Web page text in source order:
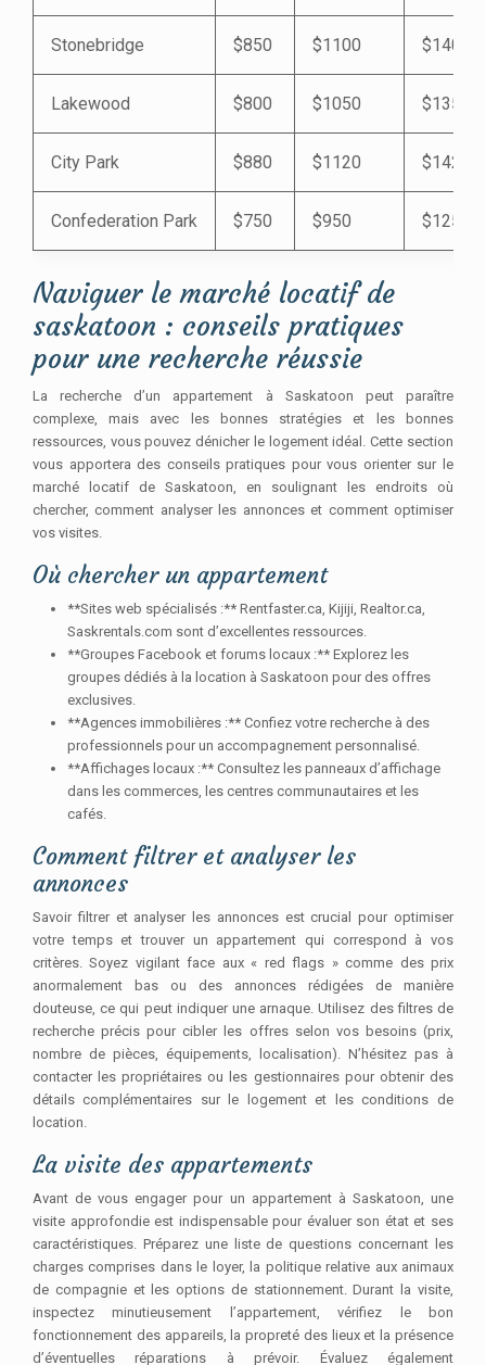
Stonebridge $850 $1100 $1400
Lakewood $800 $1050 $1350
City Park $880 $1120 $1420
Confederation Park $750 $950 $1250
Naviguer le marché locatif de
saskatoon : conseils pratiques
pour une recherche réussie
La recherche d’un appartement à Saskatoon peut paraître
complexe, mais avec les bonnes stratégies et les bonnes
ressources, vous pouvez dénicher le logement idéal. Cette section
vous apportera des conseils pratiques pour vous orienter sur le
marché locatif de Saskatoon, en soulignant les endroits où
chercher, comment analyser les annonces et comment optimiser
vos visites.
Où chercher un appartement
**Sites web spécialisés :** Rentfaster.ca, Kijiji, Realtor.ca,
Saskrentals.com sont d’excellentes ressources.
**Groupes Facebook et forums locaux :** Explorez les
groupes dédiés à la location à Saskatoon pour des offres
exclusives.
**Agences immobilières :** Confiez votre recherche à des
professionnels pour un accompagnement personnalisé.
**Affichages locaux :** Consultez les panneaux d’affichage
dans les commerces, les centres communautaires et les
cafés.
Comment filtrer et analyser les
annonces
Savoir filtrer et analyser les annonces est crucial pour optimiser
votre temps et trouver un appartement qui correspond à vos
critères. Soyez vigilant face aux « red flags » comme des prix
anormalement bas ou des annonces rédigées de manière
douteuse, ce qui peut indiquer une arnaque. Utilisez des filtres de
recherche précis pour cibler les offres selon vos besoins (prix,
nombre de pièces, équipements, localisation). N’hésitez pas à
contacter les propriétaires ou les gestionnaires pour obtenir des
détails complémentaires sur le logement et les conditions de
location.
La visite des appartements
Avant de vous engager pour un appartement à Saskatoon, une
visite approfondie est indispensable pour évaluer son état et ses
caractéristiques. Préparez une liste de questions concernant les
charges comprises dans le loyer, la politique relative aux animaux
de compagnie et les options de stationnement. Durant la visite,
inspectez minutieusement l’appartement, vérifiez le bon
fonctionnement des appareils, la propreté des lieux et la présence
d’éventuelles réparations à prévoir. Évaluez également